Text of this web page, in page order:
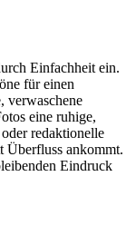
Einfachheit ein.
für einen
verwaschene
eine ruhige,
redaktionelle
Überfluss ankommt.
Eindruck